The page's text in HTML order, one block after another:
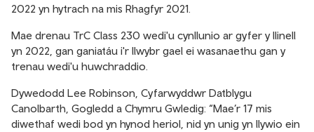
2022 yn hytrach na mis Rhagfyr 2021.
Mae drenau TrC Class 230 wedi'u cynllunio ar gyfer y llinell
yn 2022, gan ganiatáu i'r llwybr gael ei wasanaethu gan y
trenau wedi'u huwchraddio.
Dywedodd Lee Robinson, Cyfarwyddwr Datblygu
Canolbarth, Gogledd a Chymru Gwledig: “Mae’r 17 mis
diwethaf wedi bod yn hynod heriol, nid yn unig yn llywio ein